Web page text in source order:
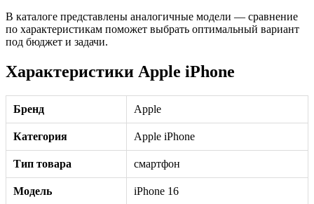
В каталоге представлены аналогичные модели — сравнение
по характеристикам поможет выбрать оптимальный вариант
под бюджет и задачи.
Характеристики Apple iPhone
Бренд Apple
Категория Apple iPhone
Тип товара смартфон
Модель iPhone 16